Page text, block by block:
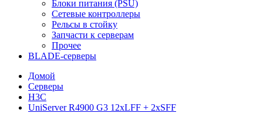
Блоки питания (PSU)
Сетевые контроллеры
Рельсы в стойку
Запчасти к серверам
Прочее
BLADE-серверы
Домой
Серверы
H3C
UniServer R4900 G3 12xLFF + 2xSFF